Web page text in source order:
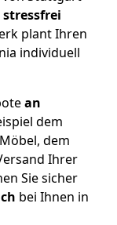
plant Ihren
individuell
an
dem
dem
Ihrer
Sie sicher
bei Ihnen in